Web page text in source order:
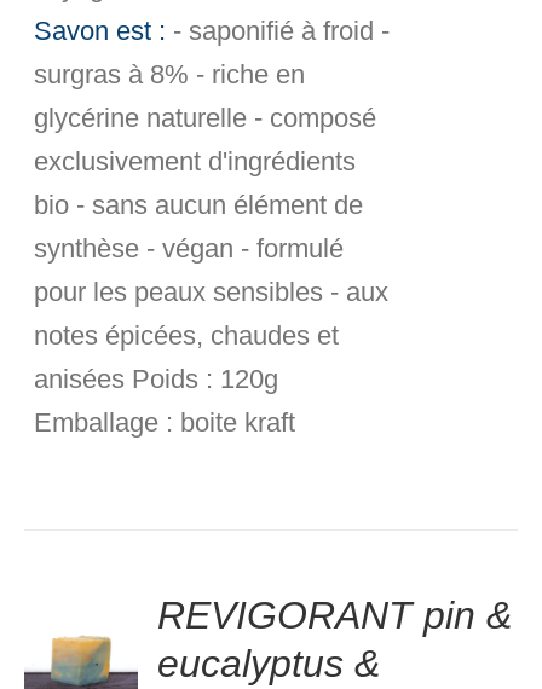
Savon est : - saponifié à froid -
surgras à 8% - riche en
glycérine naturelle - composé
exclusivement d'ingrédients
bio - sans aucun élément de
synthèse - végan - formulé
pour les peaux sensibles - aux
notes épicées, chaudes et
anisées Poids : 120g
Emballage : boite kraft
REVIGORANT pin &
eucalyptus &